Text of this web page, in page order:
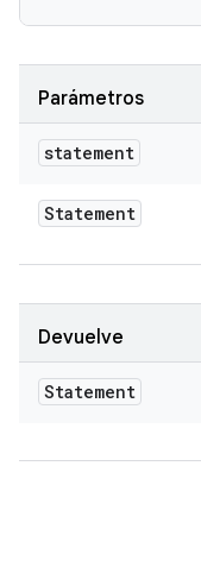
Parámetros
statement
Statement
Devuelve
Statement